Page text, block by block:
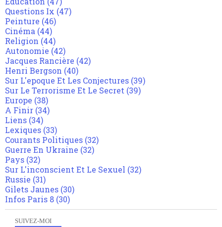
SUIVEZ-MOI
Questions Ix (47)
Peinture (46)
Cinéma (44)
Religion (44)
Autonomie (42)
Jacques Rancière (42)
Henri Bergson (40)
Sur L'epoque Et Les Conjectures (39)
Sur Le Terrorisme Et Le Secret (39)
Europe (38)
A Finir (34)
Liens (34)
Lexiques (33)
Courants Politiques (32)
Guerre En Ukraine (32)
Pays (32)
Sur L'inconscient Et Le Sexuel (32)
Russie (31)
Gilets Jaunes (30)
Infos Paris 8 (30)